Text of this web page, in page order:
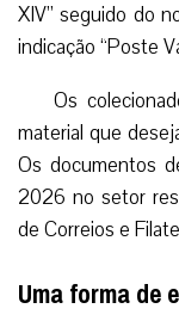
XIV” seguido do
indicação “Poste
Os
material que
Os documentos
2026 no setor
de Correios e
Uma forma de